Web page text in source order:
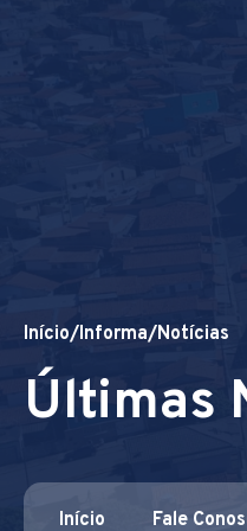
Início/Informa/Notícias
Últimas
Início Fale